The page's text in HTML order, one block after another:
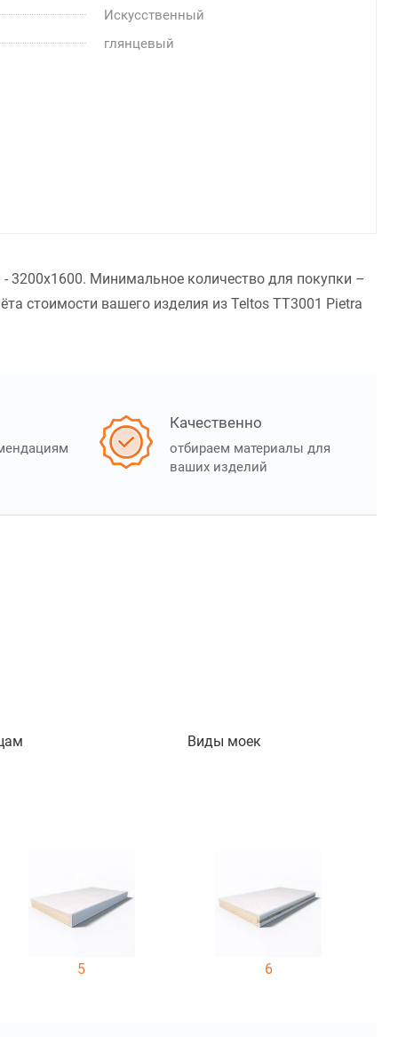
Искусственный
глянцевый
3200x1600. Минимальное количество для покупки –
стоимости вашего изделия из Teltos TT3001 Pietra
Качественно
отбираем материалы для
ваших изделий
Виды моек
5 6